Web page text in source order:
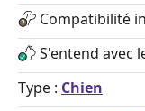
Compatibilité
S'entend avec
Type : Chien